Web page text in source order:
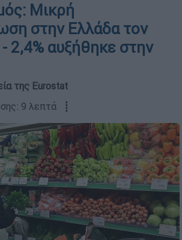
Μικρή
στην Ελλάδα τον
2,4% αυξήθηκε στην
της Eurostat
9 λεπτά ┋